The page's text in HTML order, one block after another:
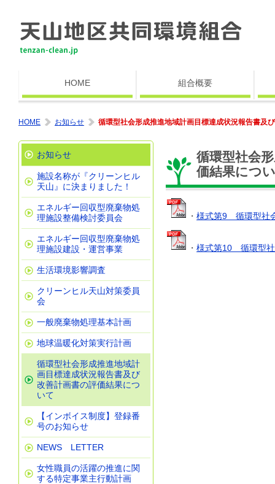
HOME 組合概要
HOME お知らせ 循環型社会形成推進地域計画目標達成状況報告書及
循環型社会
価結果につ
・ 様式第9 循環型社
・ 様式第10 循環型社
お知らせ
施設名称が『クリーンヒル
天山』に決まりました！
エネルギー回収型廃棄物処
理施設整備検討委員会
エネルギー回収型廃棄物処
理施設建設・運営事業
生活環境影響調査
クリーンヒル天山対策委員
会
一般廃棄物処理基本計画
地球温暖化対策実行計画
循環型社会形成推進地域計
画目標達成状況報告書及び
改善計画書の評価結果につ
いて
【インボイス制度】登録番
号のお知らせ
NEWS LETTER
女性職員の活躍の推進に関
する特定事業主行動計画